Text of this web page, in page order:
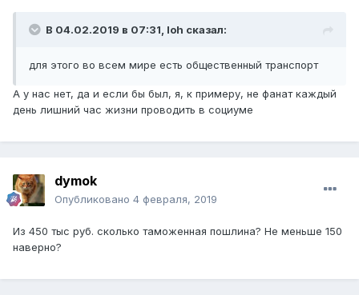
В 04.02.2019 в 07:31, loh сказал:
для этого во всем мире есть общественный транспорт
А у нас нет, да и если бы был, я, к примеру, не фанат каждый
день лишний час жизни проводить в социуме
dymok
Опубликовано 4 февраля, 2019
Из 450 тыс руб. сколько таможенная пошлина? Не меньше 150
наверно?